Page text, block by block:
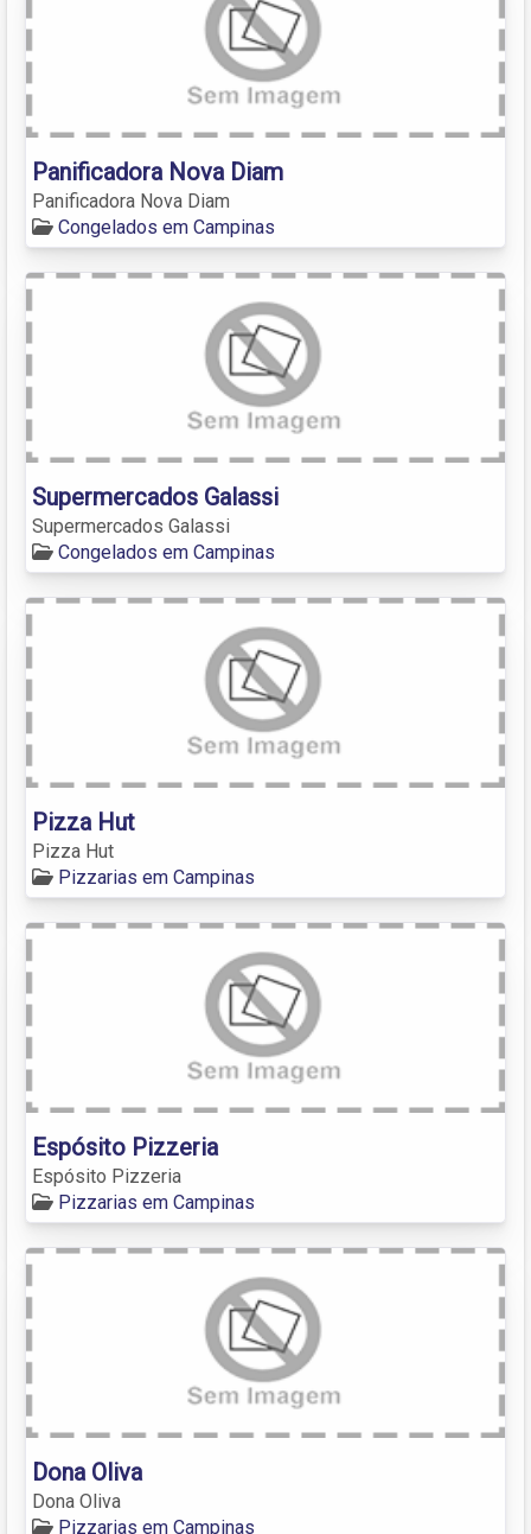
Panificadora Nova Diam
Panificadora Nova Diam
Congelados em Campinas
Supermercados Galassi
Supermercados Galassi
Congelados em Campinas
Pizza Hut
Pizza Hut
Pizzarias em Campinas
Espósito Pizzeria
Espósito Pizzeria
Pizzarias em Campinas
Dona Oliva
Dona Oliva
Pizzarias em Campinas